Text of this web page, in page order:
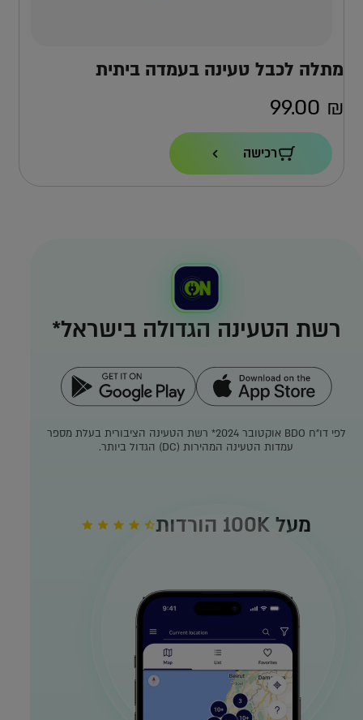
מתלה לכבל טעינה בעמדה ביתית
99.00 ₪
רכישה
רשת הטעינה הגדולה בישראל*
לפי דו"ח BDO אוקטובר 2024*
רשת הטעינה הציבורית בעלת מספר
עמדות הטעינה המהירות (DC) הגדול ביותר.
מעל 100K הורדות